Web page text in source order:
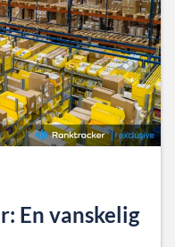
En vanskelig